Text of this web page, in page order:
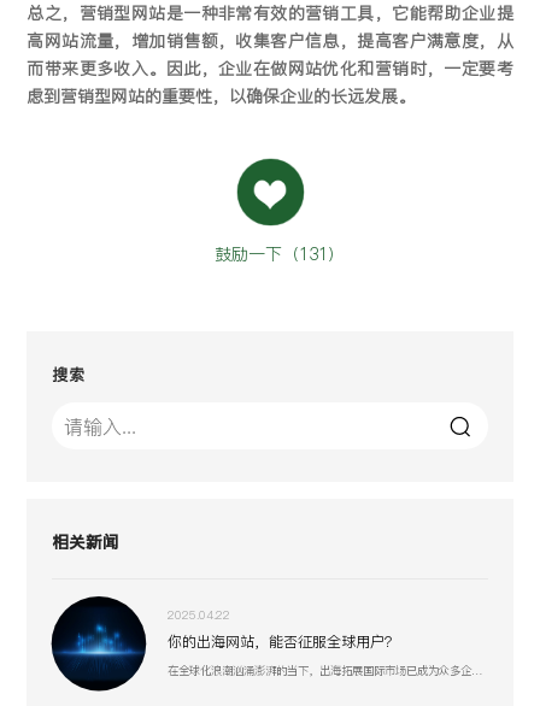
总之，营销型网站是一种非常有效的营销工具，它能帮助企业提
高网站流量，增加销售额，收集客户信息，提高客户满意度，从
而带来更多收入。因此，企业在做网站优化和营销时，一定要考
虑到营销型网站的重要性，以确保企业的长远发展。
鼓励一下（131 ）
搜索
相关新闻
2025.04.22
你的出海网站，能否征服全球用户？
在全球化浪潮汹涌澎湃的当下，出海拓展国际市场已成为众多企业寻求新增长机遇的重要战略抉择。